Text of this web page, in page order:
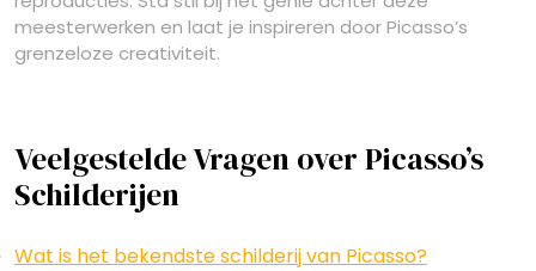
meesterwerken en laat je inspireren door Picasso’s
grenzeloze creativiteit.
Veelgestelde Vragen over Picasso’s
Schilderijen
Wat is het bekendste schilderij van Picasso?